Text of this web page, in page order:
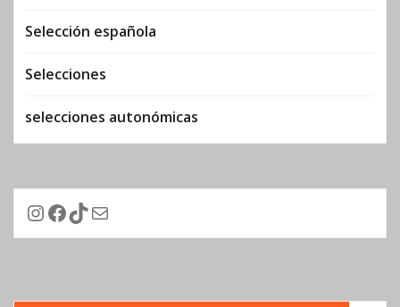
Selección española
Selecciones
selecciones autonómicas
Instagram
Facebook
TikTok
Correo electrónico